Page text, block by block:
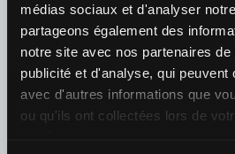
médias sociaux et d'analyser
partageons également des
notre site avec nos partenaires
publicité et d'analyse, qui
avec d'autres informations que
ou qu'ils ont collectées lors de
Fútbol›
Argentina›Argentina - Liga
07/08 00:00
Unión Santa Fe / Atletico Lanús
¿Quién ganará el partido?